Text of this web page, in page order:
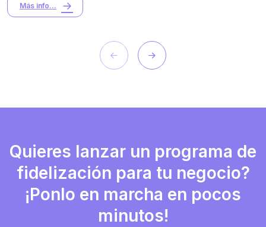
Más info...
Quieres lanzar un programa de
fidelización para tu negocio?
¡Ponlo en marcha en pocos
minutos!